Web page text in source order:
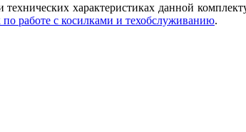
характеристиках данной
по работе с косилками и техобслуживанию.